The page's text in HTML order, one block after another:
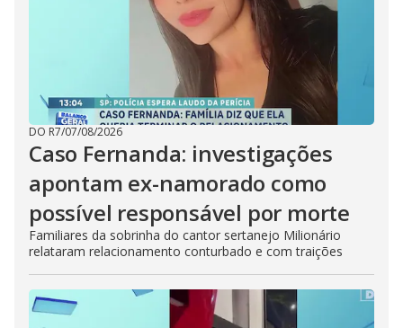
DO R7/07/08/2026
Caso Fernanda: investigações
apontam ex-namorado como
possível responsável por morte
Familiares da sobrinha do cantor sertanejo Milionário
relataram relacionamento conturbado e com traições